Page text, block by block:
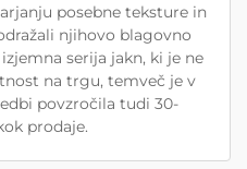
posebne teksture in
njihovo blagovno
serija jakn, ki je ne
na trgu, temveč je v
povzročila tudi 30-
prodaje.